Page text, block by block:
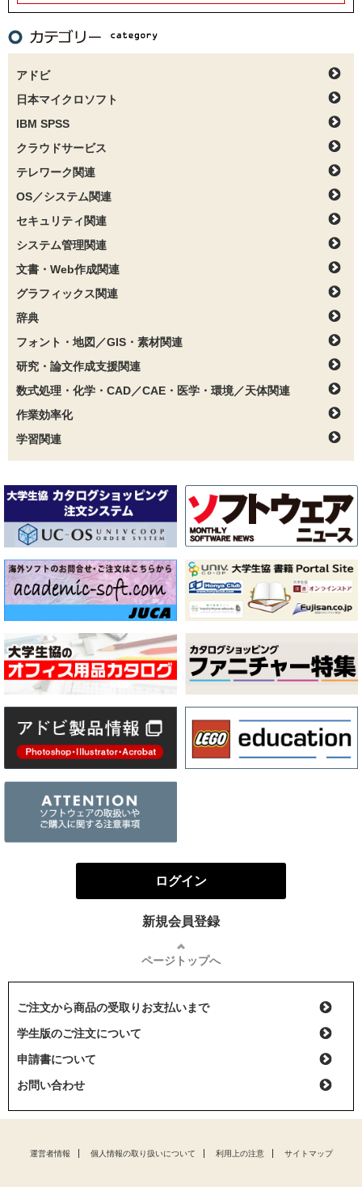
アドビ
日本マイクロソフト
IBM SPSS
クラウドサービス
テレワーク関連
OS／システム関連
セキュリティ関連
システム管理関連
文書・Web作成関連
グラフィックス関連
辞典
フォント・地図／GIS・素材関連
研究・論文作成支援関連
数式処理・化学・CAD／CAE・医学・環境／天体関連
作業効率化
学習関連
ログイン
新規会員登録
ページトップへ
ご注文から商品の受取りお支払いまで
学生版のご注文について
申請書について
お問い合わせ
運営者情報 個人情報の取り扱いについて 利用上の注意 サイトマップ